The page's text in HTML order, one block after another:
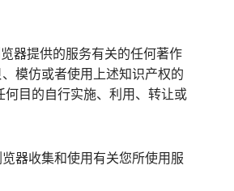
器提供的服务有关的任何著作
模仿或者使用上述知识产权的
何目的自行实施、利用、转让或
器收集和使用有关您所使用服